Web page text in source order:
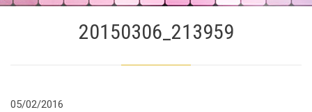
20150306_213959
05/02/2016